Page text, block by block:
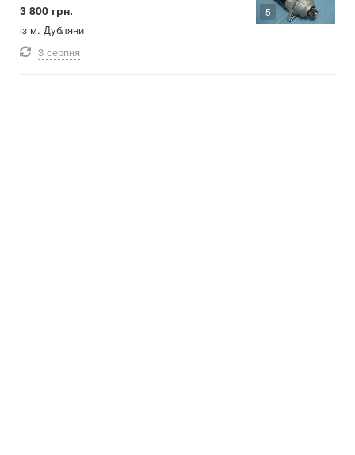
5
3 800 грн.
із м. Дубляни
3 серпня